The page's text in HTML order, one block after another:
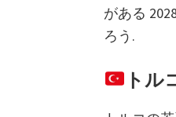
がある
ろう.
トル